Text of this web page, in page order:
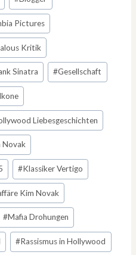
Pictures
Kritik
Sinatra #Gesellschaft
Liebesgeschichten
Novak
#Klassiker Vertigo
Kim Novak
#Mafia Drohungen
#Rassismus in Hollywood